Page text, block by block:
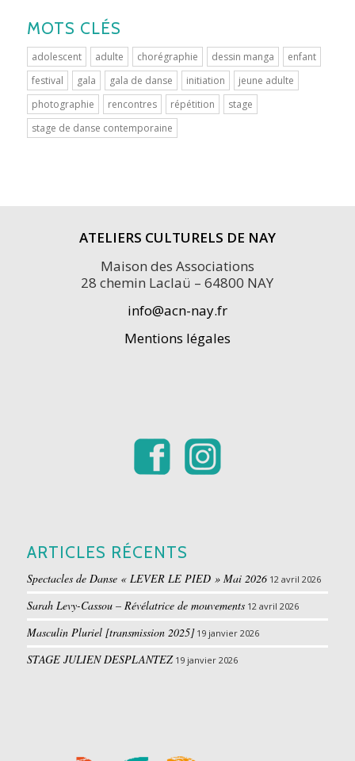
MOTS CLÉS
adolescent adulte chorégraphie dessin manga
enfant
festival
gala gala de danse initiation
jeune adulte
photographie
rencontres répétition
stage
stage de danse contemporaine
ATELIERS CULTURELS DE NAY
Maison des Associations
28 chemin Laclaü – 64800 NAY
info@acn-nay.fr
Mentions légales
ARTICLES RÉCENTS
Spectacles de Danse « LEVER LE PIED » Mai 2026 12 avril 2026
Sarah Levy-Cassou – Révélatrice de mouvements 12 avril 2026
Masculin Pluriel [transmission 2025] 19 janvier 2026
STAGE JULIEN DESPLANTEZ 19 janvier 2026